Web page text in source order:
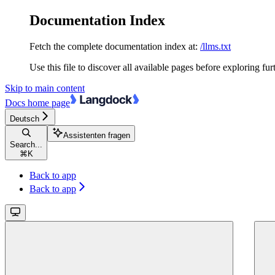
Documentation Index
Fetch the complete documentation index at: /llms.txt
Use this file to discover all available pages before exploring
Skip to main content
Docs home page
Deutsch
Search...
⌘ K
Assistenten fragen
Back to app
Back to app